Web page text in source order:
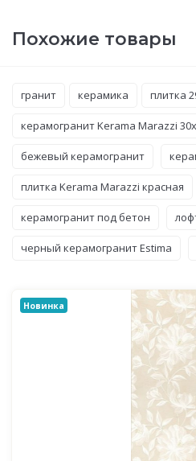
Похожие товары
гранит керамика плитка
керамогранит Kerama Marazzi
бежевый керамогранит
плитка Kerama Marazzi красная
керамогранит под бетон
черный керамогранит Estima
Новинка